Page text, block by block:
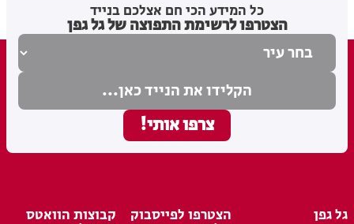
כל המידע הכי חם אצלכם בנייד
הצטרפו לרשימת התפוצה של גל גפן
גל גפן הצטרפו לפייסבוק קבוצות הוואטס